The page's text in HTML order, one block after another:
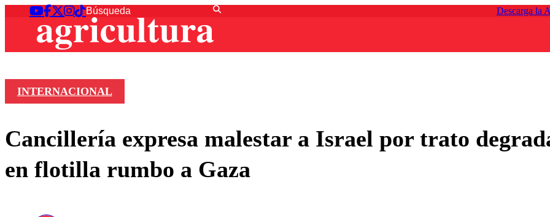
Descarga la
INTERNACIONAL
Cancillería expresa malestar a Israel por trato
en flotilla rumbo a Gaza